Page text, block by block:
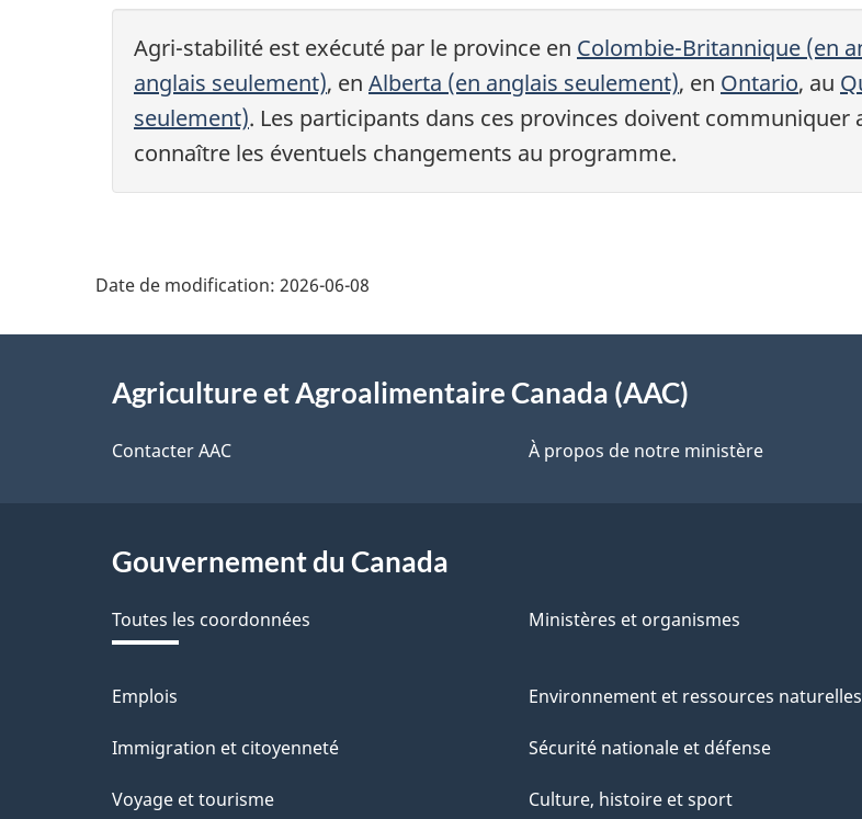
Agri-stabilité est exécuté par le province en Colombie-Britannique (en
anglais seulement), en Alberta (en anglais seulement), en Ontario, au
seulement). Les participants dans ces provinces doivent
connaître les éventuels changements au programme.
Date de modification: 2026-06-08
Agriculture et Agroalimentaire Canada (AAC)
Contacter AAC À propos de notre ministère
Gouvernement du Canada
Toutes les coordonnées Ministères et organismes
Thèmes
et
Emplois
Immigration et citoyenneté
Voyage et tourisme
Environnement et ressources naturelles
Sécurité nationale et défense
Culture, histoire et sport